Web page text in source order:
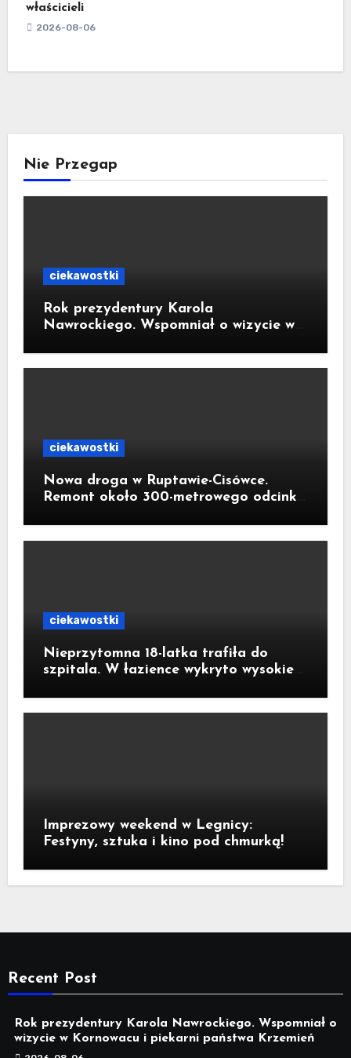
właścicieli
2026-08-06
Nie Przegap
ciekawostki
Rok prezydentury Karola
Nawrockiego. Wspomniał o wizycie w
Krzemień
ciekawostki
Nowa droga w Ruptawie-Cisówce.
Remont około 300-metrowego odcinka
złotych
ciekawostki
Nieprzytomna 18-latka trafiła do
szpitala. W łazience wykryto wysokie
Imprezowy weekend w Legnicy:
Festyny, sztuka i kino pod chmurką!
Recent Post
Rok prezydentury Karola Nawrockiego. Wspomniał o
wizycie w Kornowacu i piekarni państwa Krzemień